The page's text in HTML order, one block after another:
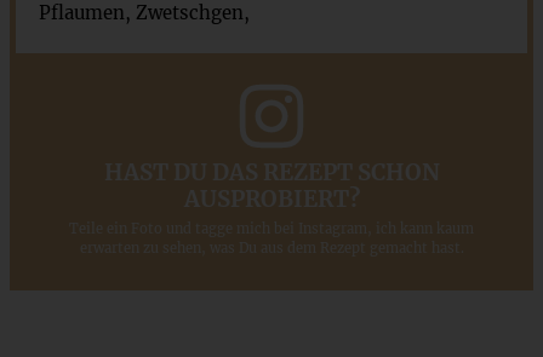
Pflaumen, Zwetschgen,
HAST DU DAS REZEPT SCHON
AUSPROBIERT?
Teile ein Foto und tagge mich bei Instagram, ich kann kaum
erwarten zu sehen, was Du aus dem Rezept gemacht hast.